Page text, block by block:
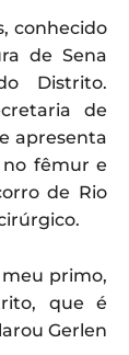
conhecido
de Sena
Distrito.
de
apresenta
no fêmur e
de Rio
primo,
que é
Gerlen